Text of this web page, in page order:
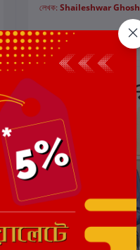
লেখক: Shaileshwar Ghosh
₹549.00 ₹500.00